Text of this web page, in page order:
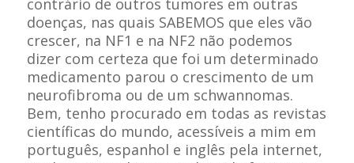
doenças, nas quais SABEMOS que eles vão
crescer, na NF1 e na NF2 não podemos
dizer com certeza que foi um determinado
medicamento parou o crescimento de um
neurofibroma ou de um schwannomas.
Bem, tenho procurado em todas as revistas
científicas do mundo, acessíveis a mim em
português, espanhol e inglês pela internet,